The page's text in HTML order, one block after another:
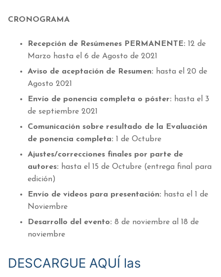
CRONOGRAMA
Recepción de Resúmenes PERMANENTE:
12 de
Marzo hasta el 6 de Agosto de 2021
Aviso de aceptación de Resumen: hasta el 20 de
Agosto 2021
Envío de ponencia completa o póster: hasta el 3
de septiembre 2021
Comunicación sobre resultado de la Evaluación
de ponencia completa: 1 de Octubre
Ajustes/correcciones finales por parte de
autores: hasta el 15 de Octubre (entrega final para
edición)
Envío de videos para presentación: hasta el 1 de
Noviembre
Desarrollo del evento: 8 de noviembre al 18 de
noviembre
DESCARGUE AQUÍ las